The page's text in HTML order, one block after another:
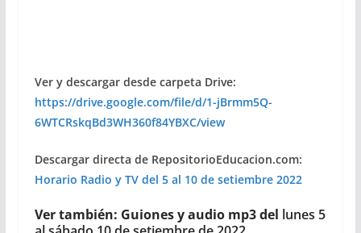
Ver y descargar desde carpeta Drive:
https://drive.google.com/file/d/1-jBrmm5Q-
6WTCRskqBd3WH360f84YBXC/view
Descargar directa de RepositorioEducacion.com:
Horario Radio y TV del 5 al 10 de setiembre 2022
Ver también: Guiones y audio mp3 del lunes 5